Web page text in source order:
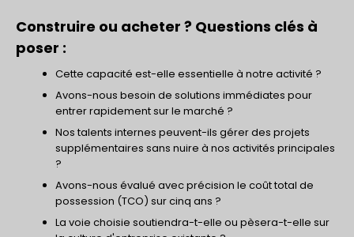
Construire ou acheter ? Questions clés à
poser :
Cette capacité est-elle essentielle à notre activité ?
Avons-nous besoin de solutions immédiates pour
entrer rapidement sur le marché ?
Nos talents internes peuvent-ils gérer des projets
supplémentaires sans nuire à nos activités principales
?
Avons-nous évalué avec précision le coût total de
possession (TCO) sur cinq ans ?
La voie choisie soutiendra-t-elle ou pèsera-t-elle sur